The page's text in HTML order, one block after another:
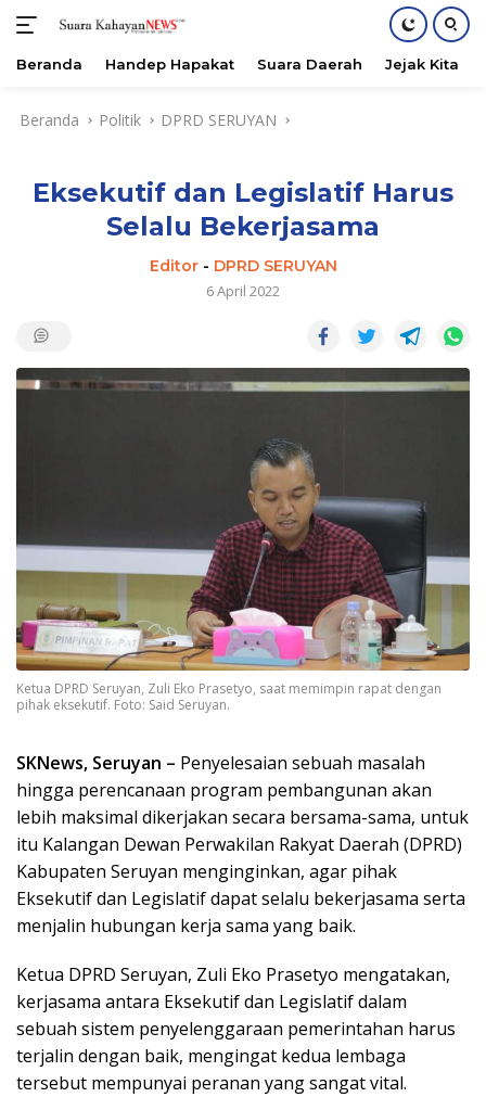
Beranda Handep Hapakat Suara Daerah Jejak Kita
Beranda Politik DPRD SERUYAN
Eksekutif dan Legislatif Harus
Selalu Bekerjasama
Editor- DPRD SERUYAN
6 April 2022
Ketua DPRD Seruyan, Zuli Eko Prasetyo, saat memimpin rapat dengan
pihak eksekutif. Foto: Said Seruyan.
SKNews, Seruyan – Penyelesaian sebuah masalah
hingga perencanaan program pembangunan akan
lebih maksimal dikerjakan secara bersama-sama, untuk
itu Kalangan Dewan Perwakilan Rakyat Daerah (DPRD)
Kabupaten Seruyan menginginkan, agar pihak
Eksekutif dan Legislatif dapat selalu bekerjasama serta
menjalin hubungan kerja sama yang baik.
Ketua DPRD Seruyan, Zuli Eko Prasetyo mengatakan,
kerjasama antara Eksekutif dan Legislatif dalam
sebuah sistem penyelenggaraan pemerintahan harus
terjalin dengan baik, mengingat kedua lembaga
tersebut mempunyai peranan yang sangat vital.